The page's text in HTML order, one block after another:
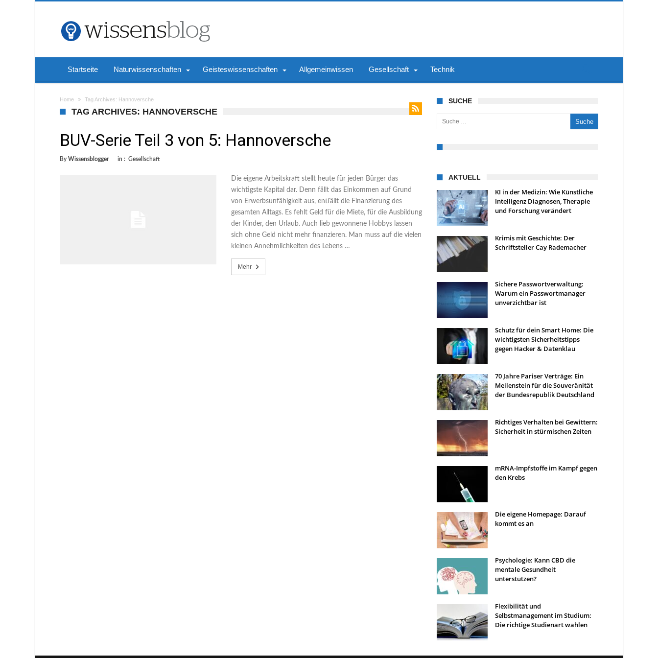
Startseite Naturwissenschaften Geisteswissenschaften Allgemeinwissen Gesellschaft Technik
Home Tag Archives: Hannoversche
TAG ARCHIVES: HANNOVERSCHE
BUV-Serie Teil 3 von 5: Hannoversche
By Wissensblogger in : Gesellschaft
Die eigene Arbeitskraft stellt heute für jeden Bürger das
wichtigste Kapital dar. Denn fällt das Einkommen auf Grund
von Erwerbsunfähigkeit aus, entfällt die Finanzierung des
gesamten Alltags. Es fehlt Geld für die Miete, für die Ausbildung
der Kinder, den Urlaub. Auch lieb gewonnene Hobbys lassen
sich ohne Geld nicht mehr finanzieren. Man muss auf die vielen
kleinen Annehmlichkeiten des Lebens …
Mehr
SUCHE
Suche nach:
AKTUELL
KI in der Medizin: Wie Künstliche
Intelligenz Diagnosen, Therapie
und Forschung verändert
Krimis mit Geschichte: Der
Schriftsteller Cay Rademacher
Sichere Passwortverwaltung:
Warum ein Passwortmanager
unverzichtbar ist
Schutz für dein Smart Home: Die
wichtigsten Sicherheitstipps
gegen Hacker & Datenklau
70 Jahre Pariser Verträge: Ein
Meilenstein für die Souveränität
der Bundesrepublik Deutschland
Richtiges Verhalten bei Gewittern:
Sicherheit in stürmischen Zeiten
mRNA-Impfstoffe im Kampf gegen
den Krebs
Die eigene Homepage: Darauf
kommt es an
Psychologie: Kann CBD die
mentale Gesundheit
unterstützen?
Flexibilität und
Selbstmanagement im Studium:
Die richtige Studienart wählen